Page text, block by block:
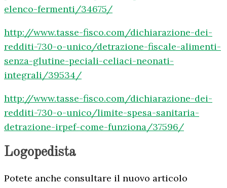
elenco-fermenti/34675/
http://www.tasse-fisco.com/dichiarazione-dei-
redditi-730-o-unico/detrazione-fiscale-alimenti-
senza-glutine-peciali-celiaci-neonati-
integrali/39534/
http://www.tasse-fisco.com/dichiarazione-dei-
redditi-730-o-unico/limite-spesa-sanitaria-
detrazione-irpef-come-funziona/37596/
Logopedista
Potete anche consultare il nuovo articolo